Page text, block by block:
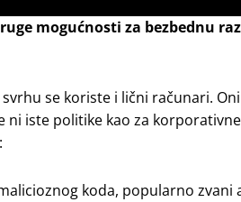
mogućnosti za bezbednu
se koriste i lični računari.
ni iste politike kao za
koda, popularno